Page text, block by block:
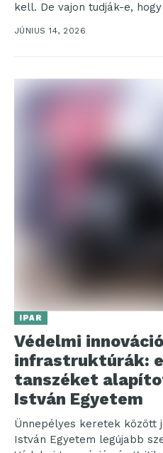
kell. De vajon tudják-e,
szakvizsgák léteznek és...
JÚNIUS 14, 2026
IPAR
Védelmi
infrastruktúrák:
tanszéket
István Egyetem
Ünnepélyes keretek között
István Egyetem legújabb